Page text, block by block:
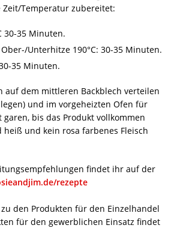
Temperatur zubereitet:
30-35 Minuten.
Unterhitze 190°C: 30-35 Minuten.
35 Minuten.
auf dem mittleren Backblech verteilen
und im vorgeheizten Ofen für
garen, bis das Produkt vollkommen
und kein rosa farbenes Fleisch
findet ihr auf der
rezepte
den Produkten für den Einzelhandel
für den gewerblichen Einsatz findet